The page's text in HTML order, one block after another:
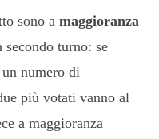
sono a maggioranza
turno: se
numero di
più votati vanno al
a maggioranza